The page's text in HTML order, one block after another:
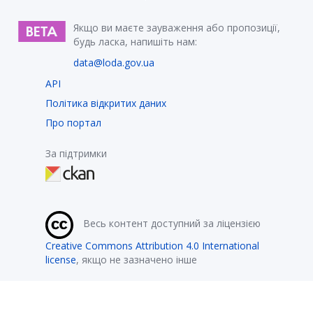
Якщо ви маєте зауваження або пропозиції,
будь ласка, напишіть нам:
data@loda.gov.ua
API
Політика відкритих даних
Про портал
За підтримки
Весь контент доступний за ліцензією
Creative Commons Attribution 4.0 International
license, якщо не зазначено інше